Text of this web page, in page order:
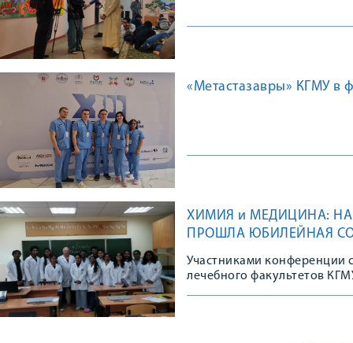
«Метастазавры» КГМУ в
ХИМИЯ и МЕДИЦИНА:
ПРОШЛА ЮБИЛЕЙНАЯ
Участниками конференции
лечебного факультетов